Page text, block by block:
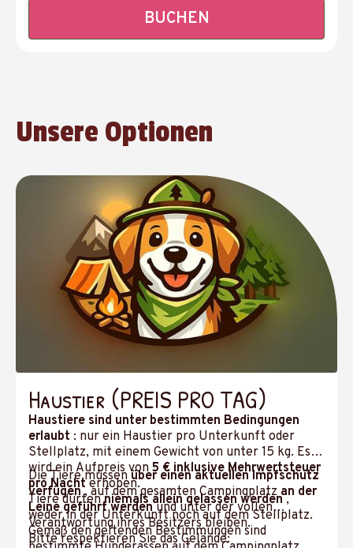
BUCHEN
Unsere Optionen
Haustier (PREIS PRO TAG)
Haustiere sind unter bestimmten Bedingungen
erlaubt : nur ein Haustier pro Unterkunft oder
Stellplatz, mit einem Gewicht von unter 15 kg. Es
wird ein Aufpreis von5 € inklusive Mehrwertsteuer
pro Nachterhoben.
Tiere dürfenniemals allein gelassen werden,
weder in der Unterkunft noch auf dem Stellplatz.
Die Tiere müssenüber einen aktuellen Impfschutz
verfügen, auf dem gesamten Campingplatzan der
Leine geführt werdenund unter der vollen
Verantwortung ihres Besitzers bleiben.
Bitte respektieren Sie das Gelände:
Gemäß den geltenden Bestimmungen sind